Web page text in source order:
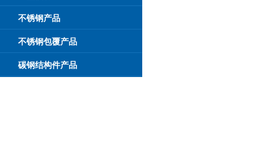
不锈钢产品
不锈钢包覆产品
碳钢结构件产品